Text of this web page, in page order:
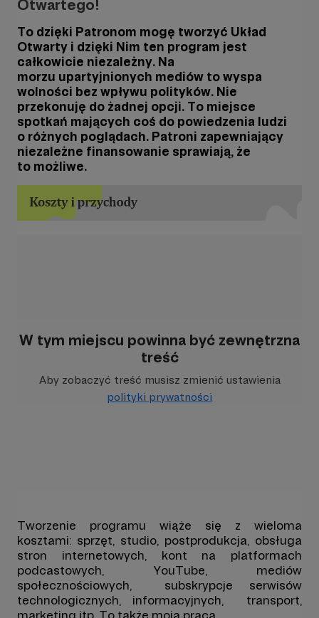
Otwartego!
To dzięki Patronom mogę tworzyć Układ
Otwarty i dzięki Nim ten program jest
całkowicie niezależny. Na
morzu upartyjnionych mediów to wyspa
wolności bez wpływu polityków. Nie
przekonuję do żadnej opcji. To miejsce
spotkań mających coś do powiedzenia ludzi
o różnych poglądach. Patroni zapewniający
niezależne finansowanie sprawiają, że
to możliwe.
W tym miejscu powinna być zewnętrzna
treść
Aby zobaczyć treść musisz zmienić ustawienia
polityki prywatności
Tworzenie programu wiąże się z wieloma
kosztami: sprzęt, studio, postprodukcja, obsługa
stron internetowych, kont na platformach
podcastowych, YouTube, mediów
społecznościowych, subskrypcje serwisów
technologicznych, informacyjnych, transport,
marketing itp. To także moja praca.